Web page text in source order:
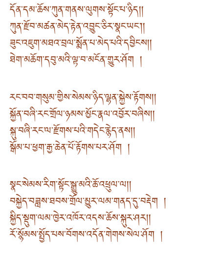
དོན་དམ་ཆོས་ཀུན་གནས་ལུགས་སྟོང་པ་ཉིད། །
ཀུན་རྫོབ་མཚན་མེད་རྟེན་འབྱུང་ཅིར་སྣང་ཡང༌། །
ཟུང་འཇུག་མཐའ་བྲལ་སྨོན་པ་མེད་པའི་དབྱིངས། །
ཐེག་མཆོག་དབུ་མའི་ལྟ་བ་མངོན་གྱུར་ཤོག །
རང་བབ་གསུམ་གྱིས་སེམས་ཉིད་ལྷན་སྐྱེས་རྟོགས། །
སྐྱོན་བཞི་རང་གྲོལ་ཉམས་མྱོང་རྣལ་འབྱོར་བཞིས། །
སྐུ་བཞི་རང་ལ་རྫོགས་པའི་གདེང་རྙེད་ནས། །
སྒོམ་པ་ཕྱག་རྒྱ་ཆེན་པོ་རྟོགས་པར་ཤོག །
སྣང་སེམས་རིག་སྟོང་སྒྱུ་མའི་ཆོ་འཕྲུལ་ལ། །
བསྐྱེད་བཟླས་ཐབས་གྲོལ་མྱུར་ལམ་གནད་དུ་བརྡེག །
སྐྱིད་སྡུག་ལམ་ཁྱེར་འཁོར་འདས་ཆོས་སྐུར་ཤར། །
རོ་སྙོམས་སྤྱོད་པས་བོགས་འདོན་གེགས་སེལ་ཤོག །